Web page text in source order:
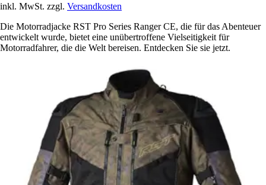
inkl. MwSt. zzgl. Versandkosten
Die Motorradjacke RST Pro Series Ranger CE, die für das Abenteuer
entwickelt wurde, bietet eine unübertroffene Vielseitigkeit für
Motorradfahrer, die die Welt bereisen. Entdecken Sie sie jetzt.